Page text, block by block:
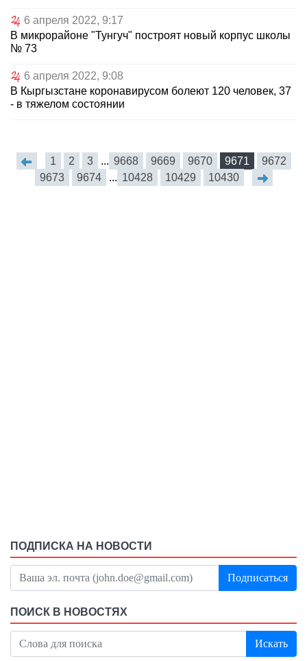
6 апреля 2022, 9:17
В микрорайоне "Тунгуч" построят новый корпус школы
№ 73
6 апреля 2022, 9:08
В Кыргызстане коронавирусом болеют 120 человек, 37
- в тяжелом состоянии
1 2 3 ... 9668 9669 9670 9671
9672
9673
9674 ... 10428 10429 10430
ПОДПИСКА НА НОВОСТИ
Подписаться
ПОИСК В НОВОСТЯХ
Искать